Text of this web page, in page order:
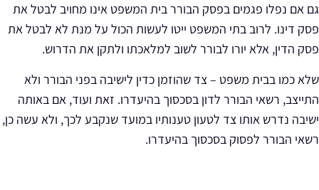
גם אם נפלו פגמים בפסק הבורר בית המשפט אינו מחויב לבטל את
פסק דינו. לרוב בתי המשפט ייטו לעשות הכול על מנת לא לבטל את
פסק הדין, אלא יורו לבורר לשוב למלאכתו ולתקן את הדרוש.
שלא כמו בבית משפט – צד שהוזמן כדין לישיבה בפני הבורר ולא
התייצב, רשאי הבורר לדון בסכסוך בהיעדרו. זאת ועוד, אם באותה
ישיבה נדרש אותו צד לטעון טענותיו במועד שנקבע לכך, ולא עשה כן,
רשאי הבורר לפסוק בסכסוך בהיעדרו.